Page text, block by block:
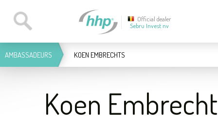
Official dealer
Sebru Invest nv
AMBASSADEURS KOEN EMBRECHTS
Koen